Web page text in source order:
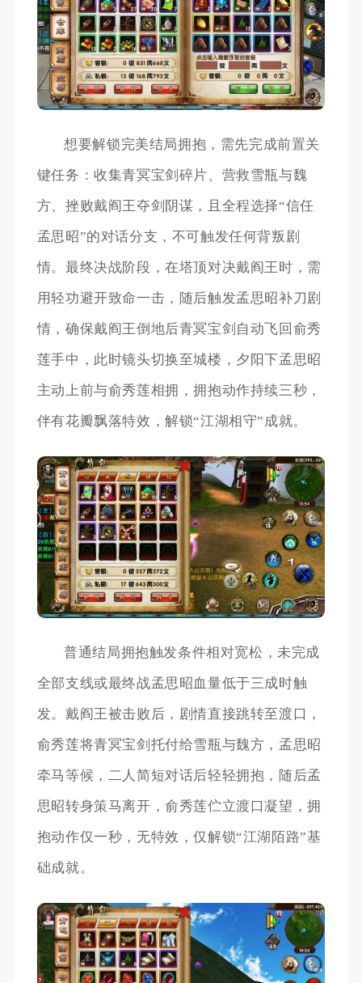
想要解锁完美结局拥抱，需先完成前置关
键任务：收集青冥宝剑碎片、营救雪瓶与魏
方、挫败戴阎王夺剑阴谋，且全程选择“信任
孟思昭”的对话分支，不可触发任何背叛剧
情。最终决战阶段，在塔顶对决戴阎王时，需
用轻功避开致命一击，随后触发孟思昭补刀剧
情，确保戴阎王倒地后青冥宝剑自动飞回俞秀
莲手中，此时镜头切换至城楼，夕阳下孟思昭
主动上前与俞秀莲相拥，拥抱动作持续三秒，
伴有花瓣飘落特效，解锁“江湖相守”成就。
普通结局拥抱触发条件相对宽松，未完成
全部支线或最终战孟思昭血量低于三成时触
发。戴阎王被击败后，剧情直接跳转至渡口，
俞秀莲将青冥宝剑托付给雪瓶与魏方，孟思昭
牵马等候，二人简短对话后轻轻拥抱，随后孟
思昭转身策马离开，俞秀莲伫立渡口凝望，拥
抱动作仅一秒，无特效，仅解锁“江湖陌路”基
础成就。